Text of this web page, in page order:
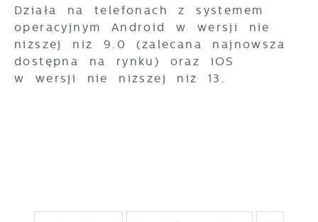
Działa na telefonach z systemem
operacyjnym Android w wersji nie
niższej niż 9.0 (zalecana najnowsza
dostępna na rynku) oraz iOS
w wersji nie niższej niż 13.